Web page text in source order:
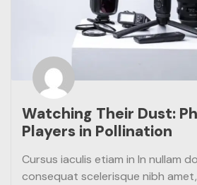
Watching Their Dust:
Players in Pollination
Cursus iaculis etiam in In nullam
consequat scelerisque nibh